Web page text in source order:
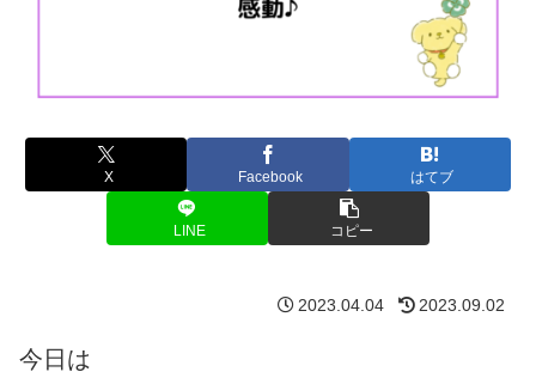
X Facebook はてブ
LINE コピー
2023.04.04 2023.09.02
今日は